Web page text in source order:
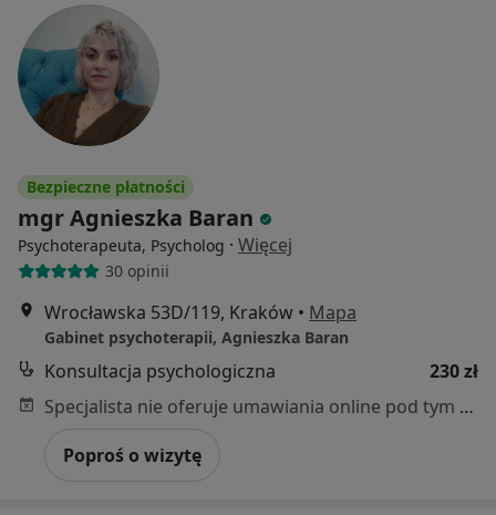
Bezpieczne płatności
mgr Agnieszka Baran
Psychoterapeuta, Psycholog · Więcej
30 opinii
Wrocławska 53D/119, Kraków • Mapa
Gabinet psychoterapii, Agnieszka Baran
Konsultacja psychologiczna
230 zł
Specjalista nie oferuje umawiania online pod tym adresem.
Poproś o wizytę